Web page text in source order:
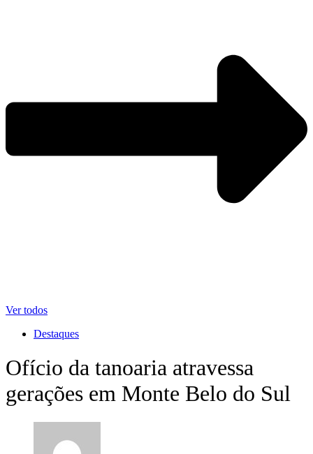
Ver todos
Destaques
Ofício da tanoaria atravessa
gerações em Monte Belo do Sul